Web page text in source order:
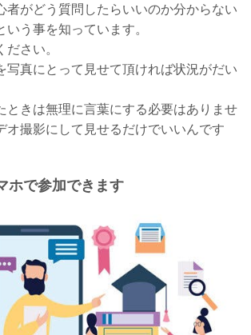
者がどう質問したらいいのか分からない
う事を知っています。
さい。
写真にとって見せて頂ければ状況がだい
ときは無理に言葉にする必要はありませ
オ撮影にして見せるだけでいいんです
ホで参加できます